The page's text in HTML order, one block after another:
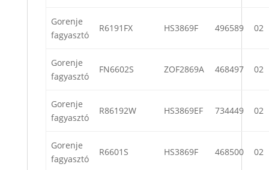
Gorenje
fagyasztó
R6191FX HS3869F 496589 02
Gorenje
fagyasztó
FN6602S ZOF2869A 468497 02
Gorenje
fagyasztó
R86192W HS3869EF 734449 02
Gorenje
fagyasztó
R6601S HS3869F 468500 02